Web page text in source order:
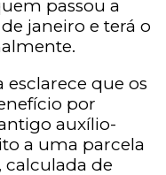
passou a
janeiro e terá o
que os
por
auxílio-
a uma parcela
de